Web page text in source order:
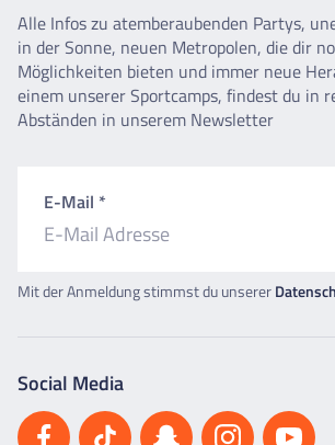
Alle Infos zu atemberaubenden Partys,
in der Sonne, neuen Metropolen, die dir
Möglichkeiten bieten und immer neue
einem unserer Sportcamps, findest du in
Abständen in unserem Newsletter
E-Mail *
Mit der Anmeldung stimmst du unserer
Social Media